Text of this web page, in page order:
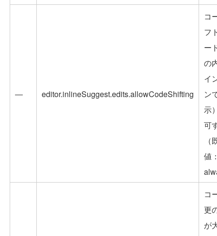
― editor.inlineSuggest.edits.allowCodeShifting
コ
フ
ー
の
イ
ン
示
可
（
値
コ
更
が